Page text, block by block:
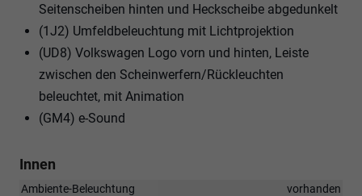
Seitenscheiben hinten und Heckscheibe abgedunkelt
(1J2) Umfeldbeleuchtung mit Lichtprojektion
(UD8) Volkswagen Logo vorn und hinten, Leiste
zwischen den Scheinwerfern/Rückleuchten
beleuchtet, mit Animation
(GM4) e-Sound
Innen
Ambiente-Beleuchtung
vorhanden